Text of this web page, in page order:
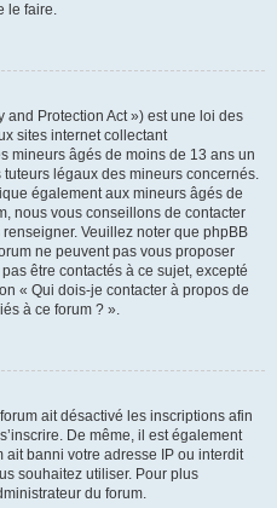
le faire.
and Protection Act ») est une loi des
sites internet collectant
mineurs âgés de moins de 13 ans un
légaux des mineurs concernés.
également aux mineurs âgés de
nous vous conseillons de contacter
Veuillez noter que phpBB
ne peuvent pas vous proposer
être contactés à ce sujet, excepté
« Qui dois-je contacter à propos de
à ce forum ? ».
ait désactivé les inscriptions afin
De même, il est également
ait banni votre adresse IP ou interdit
souhaitez utiliser. Pour plus
du forum.